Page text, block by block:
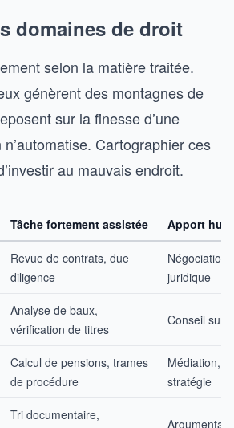
domaines de droit
selon la matière traitée.
génèrent des montagnes de
sur la finesse d’une
Cartographier ces
au mauvais endroit.
Tâche fortement assistée Apport
Revue de contrats, due
diligence
juridique
Analyse de baux,
vérification de titres
Conseil sur
Calcul de pensions, trames
de procédure
Médiation,
stratégie
Tri documentaire,